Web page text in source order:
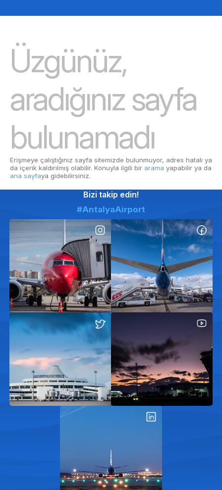
Üzgünüz,
aradığınız sayfa
bulunamadı
Erişmeye çalıştığınız sayfa sitemizde bulunmuyor, adres hatalı ya
da içerik kaldırılmış olabilir. Konuyla ilgili bir arama yapabilir ya da
ana sayfaya gidebilirsiniz.
Bizi takip edin!
#AntalyaAirport